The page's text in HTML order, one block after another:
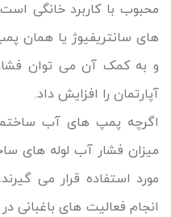
محبوب با کاربرد خانگی
های سانتریفیوژ یا همان
و به کمک آن می توان
آپارتمان را افزایش داد.
اگرچه پمپ های آب
میزان فشار آب لوله های
مورد استفاده قرار می
انجام فعالیت های باغبانی